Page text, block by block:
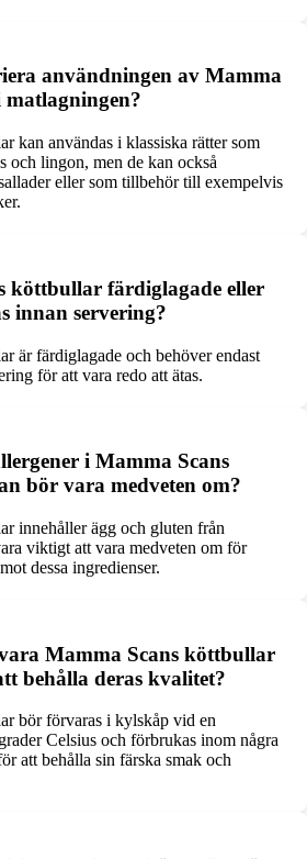
användningen av Mamma
kan användas i klassiska rätter som
och lingon, men de kan också
eller som tillbehör till exempelvis
köttbullar färdiglagade eller
innan servering?
är färdiglagade och behöver endast
för att vara redo att ätas.
i Mamma Scans
bör vara medveten om?
innehåller ägg och gluten från
viktigt att vara medveten om för
dessa ingredienser.
Mamma Scans köttbullar
behålla deras kvalitet?
bör förvaras i kylskåp vid en
Celsius och förbrukas inom några
att behålla sin färska smak och